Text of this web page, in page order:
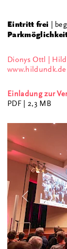
Eintritt frei |
Dionys Ottl |
www.hildundk.de
Einladung zur
PDF| 2,3 MB